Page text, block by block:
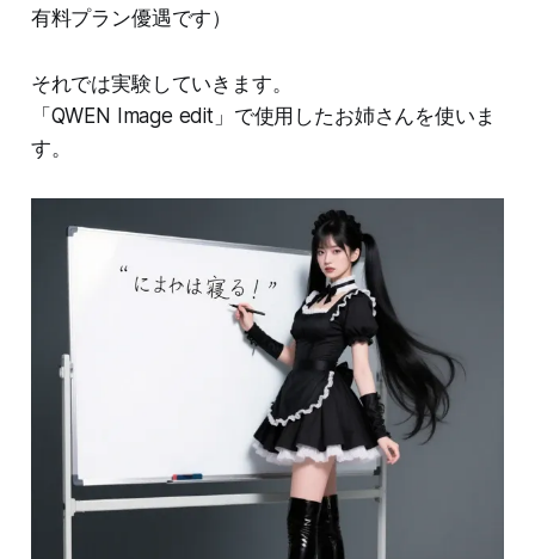
有料プラン優遇です）
それでは実験していきます。
「QWEN Image edit」で使用したお姉さんを使いま
す。